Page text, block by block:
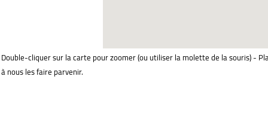
Double-cliquer sur la carte pour zoomer (ou utiliser la molette de la souris) -
à nous les faire parvenir.